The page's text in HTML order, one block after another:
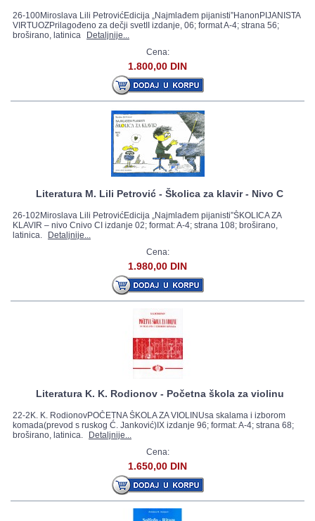
26-100Miroslava Lili PetrovićEdicija „Najmlađem pijanisti”HanonPIJANISTA
VIRTUOZPrilagođeno za dečji svetII izdanje, 06; format A-4; strana 56;
broširano, latinica
Detaljnije...
Cena:
1.800,00 DIN
Literatura M. Lili Petrović - Školica za klavir - Nivo C
26-102Miroslava Lili PetrovićEdicija „Najmlađem pijanisti”ŠKOLICA ZA
KLAVIR – nivo Cnivo CI izdanje 02; format: A-4; strana 108; broširano,
latinica.
Detaljnije...
Cena:
1.980,00 DIN
Literatura K. K. Rodionov - Početna škola za violinu
22-2K. K. RodionovPOČETNA ŠKOLA ZA VIOLINUsa skalama i izborom
komada(prevod s ruskog Ć. Janković)IX izdanje 96; format: A-4; strana 68;
broširano, latinica.
Detaljnije...
Cena:
1.650,00 DIN